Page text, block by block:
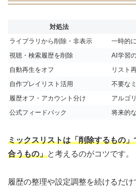
対処法
ライブラリから削除・非表示
一時的
視聴・検索履歴を削除
AI学習
自動再生をオフ
リスト
自作プレイリスト活用
不要な
履歴オフ・アカウント分け
アルゴ
公式フィードバック
将来的
ミックスリストは「削除するもの
合うもの」と考えるのがコツです。
履歴の整理や設定調整を続けるだけ